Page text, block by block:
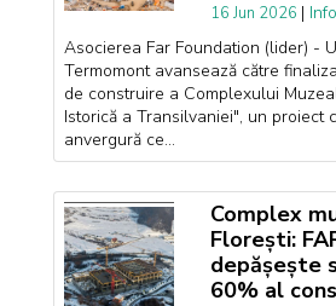
16 Jun 2026 |
Asocierea Far Foundation (lider) -
Termomont avansează către
de construire a Complexului
Istorică a Transilvaniei", un proiect
anvergură ce...
Complex
Florești:
depășește
60% al